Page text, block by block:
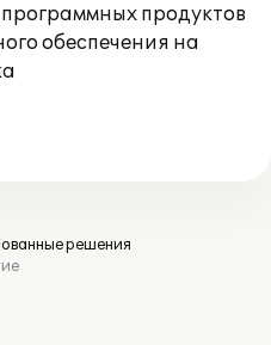
продуктов
обеспечения на
решения